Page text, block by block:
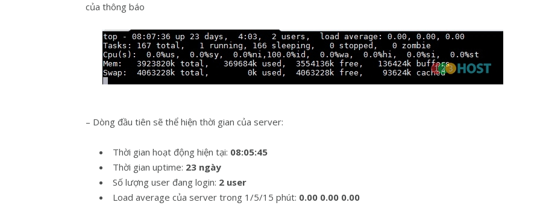
của thông báo
– Dòng đầu tiên sẽ thể hiện thời gian của server:
Thời gian hoạt động hiện tại: 08:05:45
Thời gian uptime: 23 ngày
Số lượng user đang login: 2 user
Load average của server trong 1/5/15 phút: 0.00 0.00 0.00